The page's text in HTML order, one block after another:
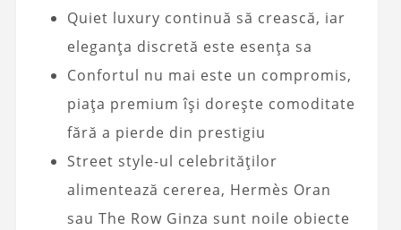
Quiet luxury continuă să crească, iar
eleganța discretă este esența sa
Confortul nu mai este un compromis,
piața premium își dorește comoditate
fără a pierde din prestigiu
Street style-ul celebrităților
alimentează cererea, Hermès Oran
sau The Row Ginza sunt noile obiecte